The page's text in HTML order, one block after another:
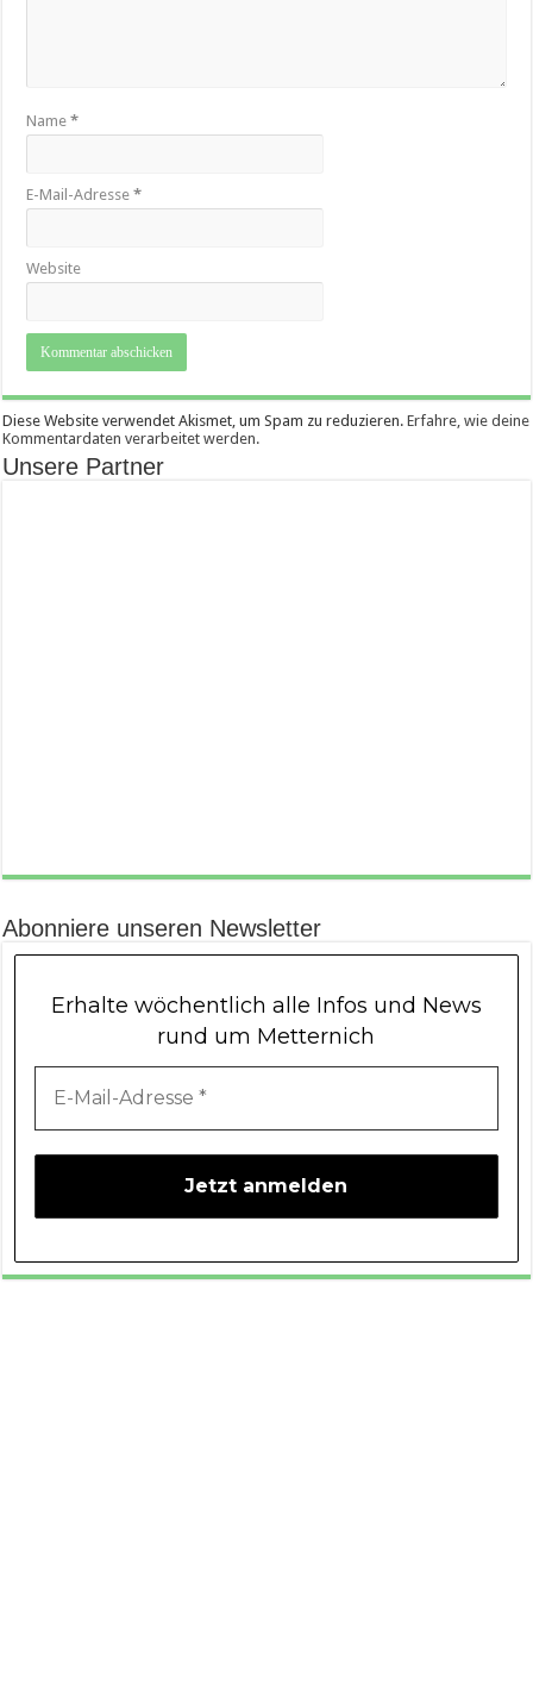
Name*
E-Mail-Adresse*
Website
Diese Website verwendet Akismet, um Spam zu reduzieren.Erfahre, wie deine
Kommentardaten verarbeitet werden.
Unsere Partner
Abonniere unseren Newsletter
Erhalte wöchentlich alle Infos und News
rund um Metternich